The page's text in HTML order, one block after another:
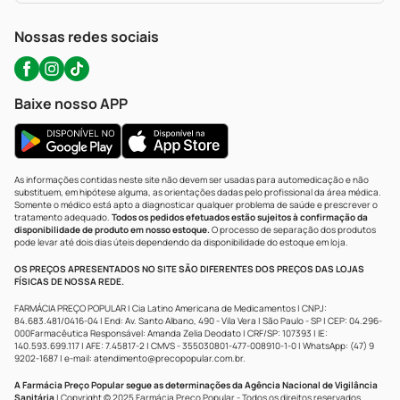
WhatsApp (47) 9202-1687
Nossas redes sociais
Baixe nosso APP
As informações contidas neste site não devem ser usadas para automedicação e não
substituem, em hipótese alguma, as orientações dadas pelo profissional da área médica.
Somente o médico está apto a diagnosticar qualquer problema de saúde e prescrever o
tratamento adequado. Todos os pedidos efetuados estão sujeitos à confirmação da
disponibilidade de produto em nosso estoque.O processo de separação dos produtos
pode levar até dois dias úteis dependendo da disponibilidade do estoque em loja.
OS PREÇOS APRESENTADOS NO SITE SÃO DIFERENTES DOS PREÇOS DAS LOJAS
FÍSICAS DE NOSSA REDE.
FARMÁCIA PREÇO POPULAR | Cia Latino Americana de Medicamentos | CNPJ:
84.683.481/0416-04 | End: Av. Santo Albano, 490 - Vila Vera | São Paulo - SP | CEP: 04.296-
000Farmacêutica Responsável: Amanda Zelia Deodato | CRF/SP: 107393 | IE:
140.593.699.117 | AFE: 7.45817-2 | CMVS - 355030801-477-008910-1-0 | WhatsApp: (47) 9
9202-1687 | e-mail: atendimento@precopopular.com.br.
A Farmácia Preço Popular segue as determinações da Agência Nacional de Vigilância
Sanitária | Copyright © 2025 Farmácia Preço Popular - Todos os direitos reservados.